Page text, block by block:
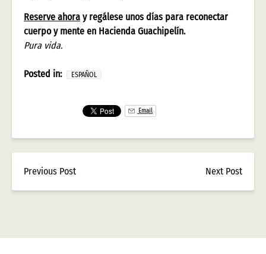
Reserve ahora y regálese unos días para reconectar
cuerpo y mente en Hacienda Guachipelín.
Pura vida.
Posted in: ESPAÑOL
Email
Previous Post Next Post